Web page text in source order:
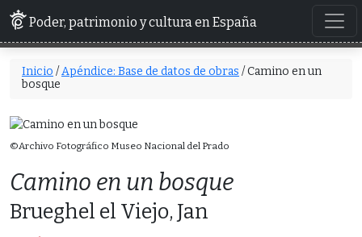
Poder, patrimonio y cultura en España
Inicio /Apéndice: Base de datos de obras / Camino en un
bosque
Camino en un bosque
Brueghel el Viejo, Jan
©Archivo Fotográfico Museo Nacional del Prado